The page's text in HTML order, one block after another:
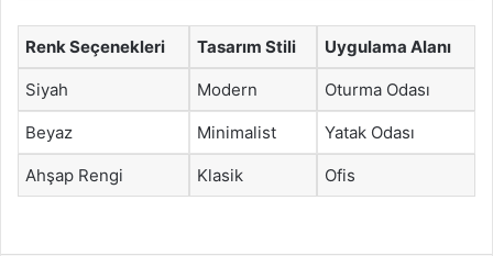
Renk Seçenekleri Tasarım Stili Uygulama Alanı
Siyah Modern Oturma Odası
Beyaz Minimalist Yatak Odası
Ahşap Rengi Klasik Ofis